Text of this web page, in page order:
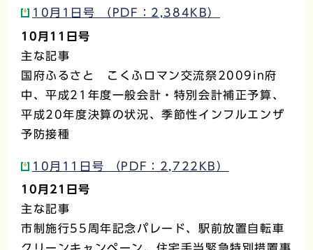
10月1日号 （PDF：2,384KB）
10月11日号
主な記事
国府ふるさと こくふロマン交流祭2009in府
中、平成21年度一般会計・特別会計補正予算、
平成20年度決算の状況、季節性インフルエンザ
予防接種
10月11日号 （PDF：2,722KB）
10月21日号
主な記事
市制施行55周年記念パレード、駅前放置自転車
クリーンキャンペーン、住宅手当緊急特別措置事